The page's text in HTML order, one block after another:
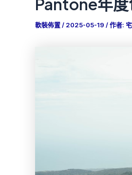
Pantone年度
軟裝佈置/ 2025-05-19 / 作者: